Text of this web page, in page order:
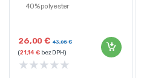
40% polyester
26,00€ 43,05€
(21,14€bez DPH)
★★★★★